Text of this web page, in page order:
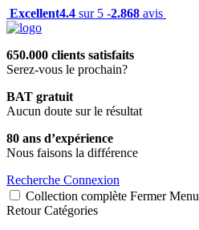
Excellent4.4 sur 5 -2.868 avis
650.000 clients satisfaits
Serez-vous le prochain?
BAT gratuit
Aucun doute sur le résultat
80 ans d’expérience
Nous faisons la différence
Recherche Connexion
Collection complète Fermer Menu
Retour Catégories